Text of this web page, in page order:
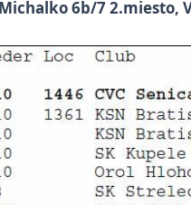
6b/7 2.miesto,